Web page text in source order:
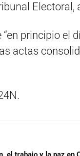
Electoral,
principio el
actas